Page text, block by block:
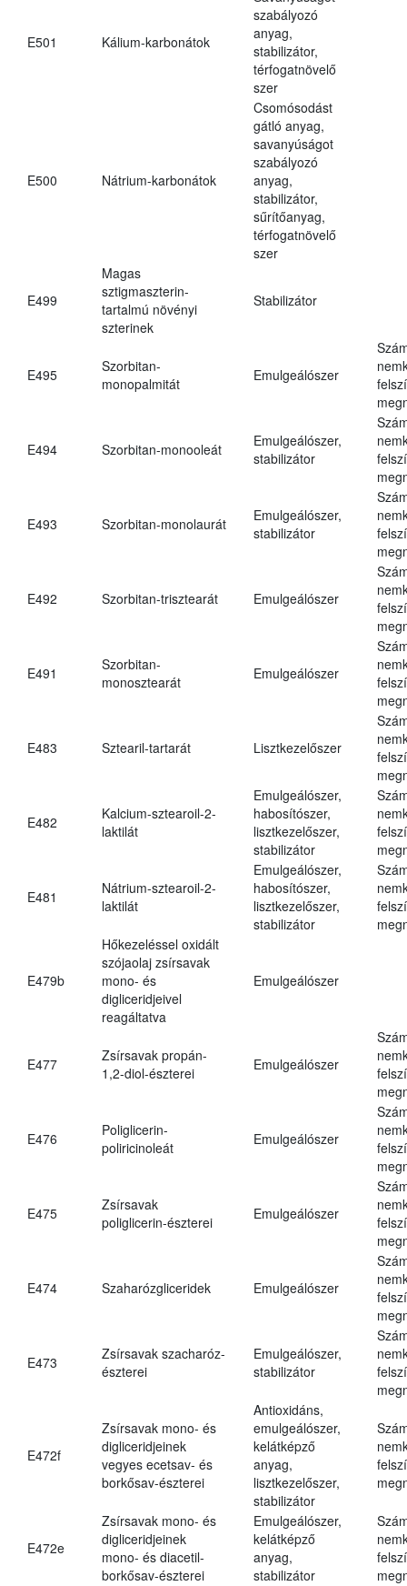
E501 Kálium-karbonátok
szabályozó
anyag,
stabilizátor,
térfogatnövelő
szer
E500 Nátrium-karbonátok
Csomósodást
gátló anyag,
savanyúságot
szabályozó
anyag,
stabilizátor,
sűrítőanyag,
térfogatnövelő
szer
E499
Magas
sztigmaszterin-
tartalmú növényi
szterinek
Stabilizátor
E495
Szorbitan-
monopalmitát
Emulgeálószer
E494 Szorbitan-monooleát
Emulgeálószer,
stabilizátor
E493 Szorbitan-monolaurát
Emulgeálószer,
stabilizátor
E492 Szorbitan-trisztearát Emulgeálószer
E491
Szorbitan-
monosztearát
Emulgeálószer
E483 Sztearil-tartarát Lisztkezelőszer
E482
Kalcium-sztearoil-2-
laktilát
Emulgeálószer,
habosítószer,
lisztkezelőszer,
stabilizátor
E481
Nátrium-sztearoil-2-
laktilát
Emulgeálószer,
habosítószer,
lisztkezelőszer,
stabilizátor
E479b
Hőkezeléssel oxidált
szójaolaj zsírsavak
mono- és
digliceridjeivel
reagáltatva
Emulgeálószer
E477
Zsírsavak propán-
1,2-diol-észterei
Emulgeálószer
E476
Poliglicerin-
poliricinoleát
Emulgeálószer
E475
Zsírsavak
poliglicerin-észterei
Emulgeálószer
E474 Szaharózgliceridek Emulgeálószer
E473
Zsírsavak szacharóz-
észterei
Emulgeálószer,
stabilizátor
E472f
Zsírsavak mono- és
digliceridjeinek
vegyes ecetsav- és
borkősav-észterei
Antioxidáns,
emulgeálószer,
kelátképző
anyag,
lisztkezelőszer,
stabilizátor
E472e
Zsírsavak mono- és
digliceridjeinek
mono- és diacetil-
borkősav-észterei
Emulgeálószer,
kelátképző
anyag,
stabilizátor